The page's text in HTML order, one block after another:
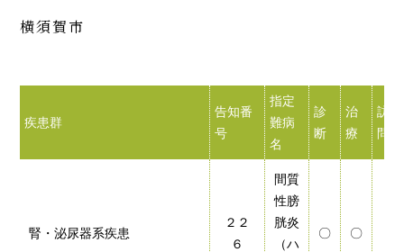
横須賀市
疾患群
告知番
号
指定
難病
名
診
断
治
療
訪
問
腎・泌尿器系疾患
２２
６
間質
性膀
胱炎
（ハ
〇 〇